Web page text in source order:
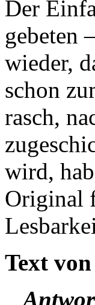
Der
gebeten
wieder,
schon
rasch,
wird,
Original
Text